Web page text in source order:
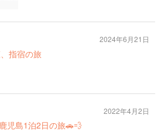
指宿の旅
2024年6月21日
児島1泊2日の旅🚗💨
2022年4月2日